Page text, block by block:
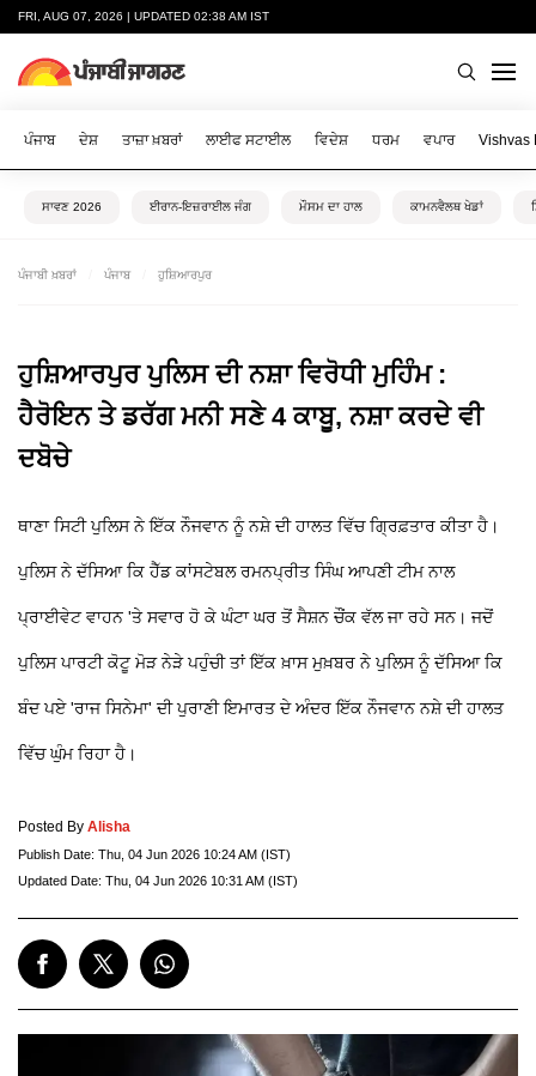
FRI, AUG 07, 2026 | UPDATED 02:38 AM IST
ਪੰਜਾਬ ਦੇਸ਼ ਤਾਜ਼ਾ ਖ਼ਬਰਾਂ ਲਾਈਫ ਸਟਾਈਲ ਵਿਦੇਸ਼ ਧਰਮ ਵਪਾਰ Vishvas
ਸਾਵਣ 2026 ਈਰਾਨ-ਇਜ਼ਰਾਈਲ ਜੰਗ ਮੌਸਮ ਦਾ ਹਾਲ ਕਾਮਨਵੈਲਥ ਖੇਡਾਂ
ਪੰਜਾਬੀ ਖ਼ਬਰਾਂ ਪੰਜਾਬ ਹੁਸ਼ਿਆਰਪੁਰ
ਹੁਸ਼ਿਆਰਪੁਰ ਪੁਲਿਸ ਦੀ ਨਸ਼ਾ ਵਿਰੋਧੀ ਮੁਹਿੰਮ :
ਹੈਰੋਇਨ ਤੇ ਡਰੱਗ ਮਨੀ ਸਣੇ 4 ਕਾਬੂ, ਨਸ਼ਾ ਕਰਦੇ ਵੀ
ਦਬੋਚੇ
ਥਾਣਾ ਸਿਟੀ ਪੁਲਿਸ ਨੇ ਇੱਕ ਨੌਜਵਾਨ ਨੂੰ ਨਸ਼ੇ ਦੀ ਹਾਲਤ ਵਿੱਚ ਗ੍ਰਿਫ਼ਤਾਰ ਕੀਤਾ ਹੈ।
ਪੁਲਿਸ ਨੇ ਦੱਸਿਆ ਕਿ ਹੈੱਡ ਕਾਂਸਟੇਬਲ ਰਮਨਪ੍ਰੀਤ ਸਿੰਘ ਆਪਣੀ ਟੀਮ ਨਾਲ
ਪ੍ਰਾਈਵੇਟ ਵਾਹਨ 'ਤੇ ਸਵਾਰ ਹੋ ਕੇ ਘੰਟਾ ਘਰ ਤੋਂ ਸੈਸ਼ਨ ਚੌਂਕ ਵੱਲ ਜਾ ਰਹੇ ਸਨ। ਜਦੋਂ
ਪੁਲਿਸ ਪਾਰਟੀ ਕੋਟੂ ਮੋੜ ਨੇੜੇ ਪਹੁੰਚੀ ਤਾਂ ਇੱਕ ਖ਼ਾਸ ਮੁਖ਼ਬਰ ਨੇ ਪੁਲਿਸ ਨੂੰ ਦੱਸਿਆ ਕਿ
ਬੰਦ ਪਏ 'ਰਾਜ ਸਿਨੇਮਾ' ਦੀ ਪੁਰਾਣੀ ਇਮਾਰਤ ਦੇ ਅੰਦਰ ਇੱਕ ਨੌਜਵਾਨ ਨਸ਼ੇ ਦੀ ਹਾਲਤ
ਵਿੱਚ ਘੁੰਮ ਰਿਹਾ ਹੈ।
Posted By Alisha
Publish Date: Thu, 04 Jun 2026 10:24 AM (IST)
Updated Date: Thu, 04 Jun 2026 10:31 AM (IST)